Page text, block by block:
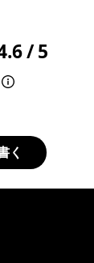
/ 5
く